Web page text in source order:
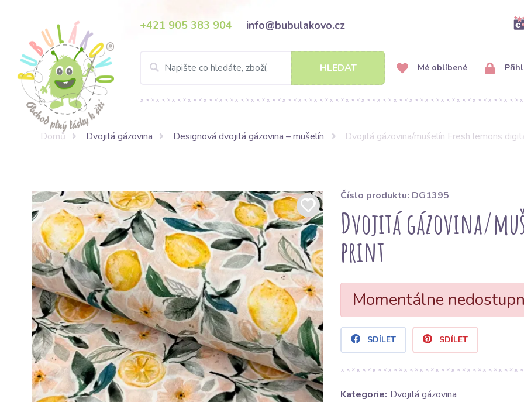
+421 905 383 904 info@bubulakovo.cz
HLEDAT Mé oblíbené
Domů Dvojitá gázovina Designová dvojitá gázovina – mušelín Dvojitá gázovina/mušelín Fresh lemons
Číslo produktu: DG1395
Dvojitá gázovina/
print
Momentálne
SDÍLET SDÍLET
Kategorie: Dvojitá gázovina